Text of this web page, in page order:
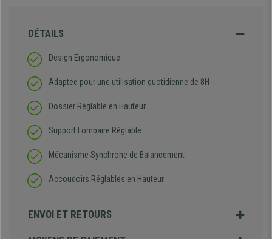
DÉTAILS
Design Ergonomique
Adaptée pour une utilisation quotidienne de 8H
Dossier Réglable en Hauteur
Support Lombaire Réglable
Mécanisme Synchrone de Balancement
Accoudoirs Réglables en Hauteur
ENVOI ET RETOURS